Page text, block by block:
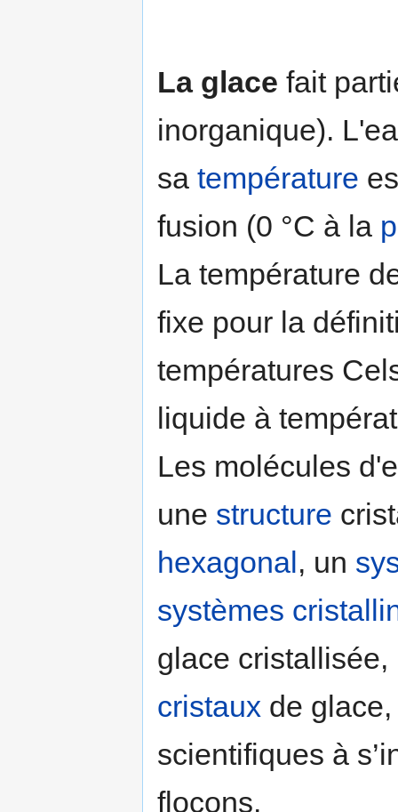
La glace fait
inorganique).
sa température
fusion (0 °C à la
La température
fixe pour la
températures
liquide à
Les molécules
une structure
hexagonal , un
systèmes
glace
cristaux de
scientifiques à
flocons.